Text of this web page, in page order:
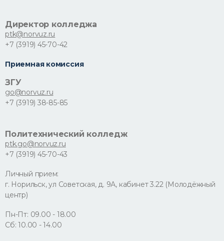
Директор колледжа
ptk@norvuz.ru
+7 (3919) 45-70-42
Приемная комиссия
ЗГУ
go@norvuz.ru
+7 (3919) 38-85-85
Политехнический колледж
ptk.go@norvuz.ru
+7 (3919) 45-70-43
Личный прием:
г. Норильск, ул Советская, д. 9А, кабинет 3.22 (Молодёжный
центр)
Пн-Пт: 09.00 - 18.00
Сб: 10.00 - 14.00